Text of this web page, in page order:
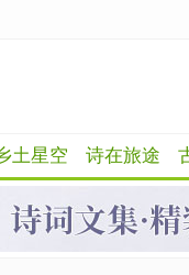
土星空 诗在旅途